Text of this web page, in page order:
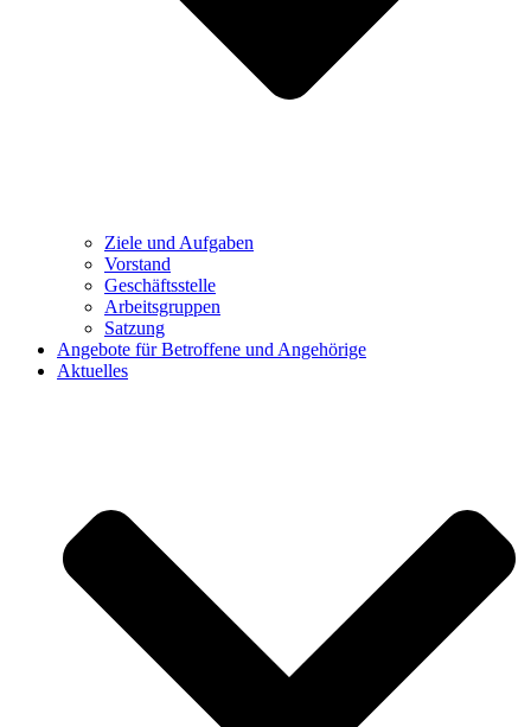
Ziele und Aufgaben
Vorstand
Geschäftsstelle
Arbeitsgruppen
Satzung
Angebote für Betroffene und Angehörige
Aktuelles